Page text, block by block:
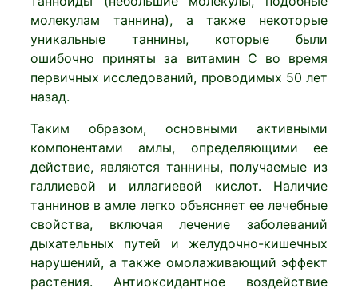
молекулам таннина), а также некоторые
уникальные таннины, которые были
ошибочно приняты за витамин С во время
первичных исследований, проводимых 50 лет
назад.
Таким образом, основными активными
компонентами амлы, определяющими ее
действие, являются таннины, получаемые из
галлиевой и иллагиевой кислот. Наличие
таннинов в амле легко объясняет ее лечебные
свойства, включая лечение заболеваний
дыхательных путей и желудочно-кишечных
нарушений, а также омолаживающий эффект
растения. Антиоксидантное воздействие